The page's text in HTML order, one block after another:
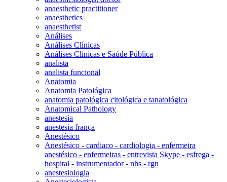
anaesthetic practitioner
anaesthetics
anaesthetist
Análises
Análises Clínicas
Análises Clinicas e Saúde Pública
analista
analista funcional
Anatomia
Anatomia Patológica
anatomia patológica citológica e tanatológica
Anatomical Pathology
anestesia
anestesia frança
Anestésico
Anestésico - cardiaco - cardiologia - enfermeira
anestésico - enfermeiras - entrevista Skype - esfrega -
hospital - instrumentador - nhs - rgn
anestesiologia